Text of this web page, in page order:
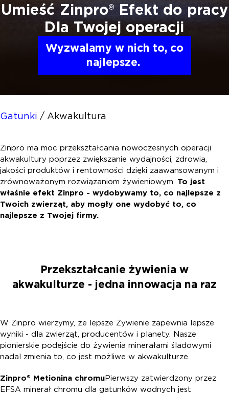
Umieść Zinpro® Efekt do pracy
Dla Twojej operacji
Wyzwalamy w nich to, co
najlepsze.
Gatunki / Akwakultura
Zinpro ma moc przekształcania nowoczesnych operacji
akwakultury poprzez zwiększanie wydajności, zdrowia,
jakości produktów i rentowności dzięki zaawansowanym i
zrównoważonym rozwiązaniom żywieniowym. To jest
właśnie efekt Zinpro - wydobywamy to, co najlepsze z
Twoich zwierząt, aby mogły one wydobyć to, co
najlepsze z Twojej firmy.
Przekształcanie żywienia w
akwakulturze - jedna innowacja na raz
W Zinpro wierzymy, że lepsze Żywienie zapewnia lepsze
wyniki - dla zwierząt, producentów i planety. Nasze
pionierskie podejście do żywienia minerałami śladowymi
nadal zmienia to, co jest możliwe w akwakulturze.
Zinpro® Metionina chromuPierwszy zatwierdzony przez
EFSA minerał chromu dla gatunków wodnych jest